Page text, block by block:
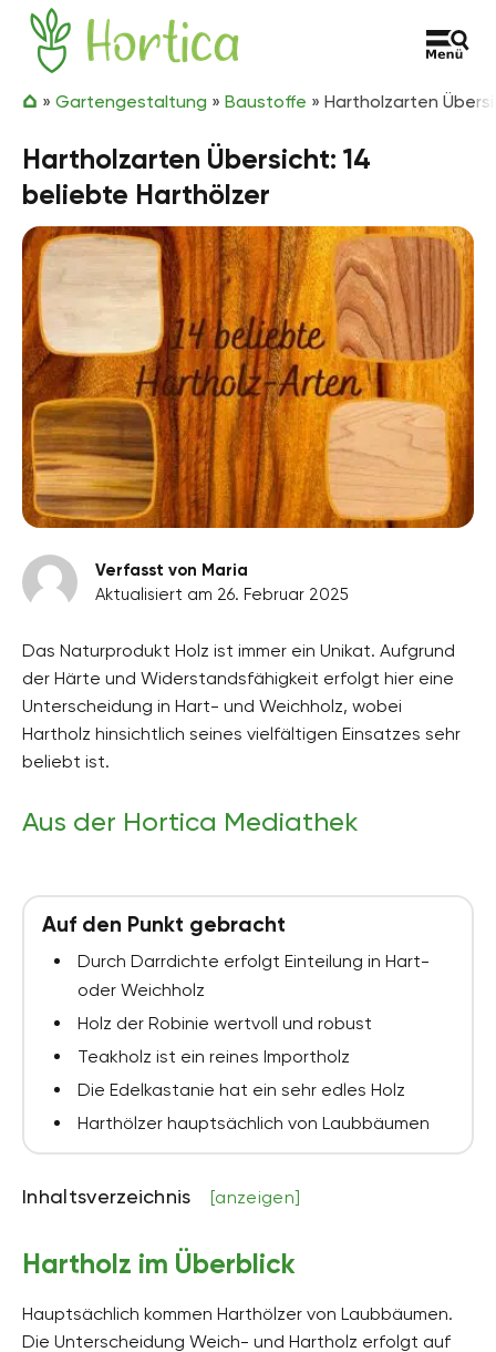
Zum Inhalt springen
Hortica
» Gartengestaltung » Baustoffe » Hartholzarten
Hartholzarten Übersicht: 14
beliebte Harthölzer
Verfasst von Maria
Aktualisiert am 26. Februar 2025
Das Naturprodukt Holz ist immer ein Unikat. Aufgrund
der Härte und Widerstandsfähigkeit erfolgt hier eine
Unterscheidung in Hart- und Weichholz, wobei
Hartholz hinsichtlich seines vielfältigen Einsatzes sehr
beliebt ist.
Aus der Hortica Mediathek
Auf den Punkt gebracht
Durch Darrdichte erfolgt Einteilung in Hart-
oder Weichholz
Holz der Robinie wertvoll und robust
Teakholz ist ein reines Importholz
Die Edelkastanie hat ein sehr edles Holz
Harthölzer hauptsächlich von Laubbäumen
Inhaltsverzeichnis [anzeigen]
Hartholz im Überblick
Hauptsächlich kommen Harthölzer von Laubbäumen.
Die Unterscheidung Weich- und Hartholz erfolgt auf